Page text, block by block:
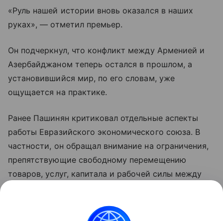
«Руль нашей истории вновь оказался в наших
руках», — отметил премьер.
Он подчеркнул, что конфликт между Арменией и
Азербайджаном теперь остался в прошлом, а
установившийся мир, по его словам, уже
ощущается на практике.
Ранее Пашинян критиковал отдельные аспекты
работы Евразийского экономического союза. В
частности, он обращал внимание на ограничения,
препятствующие свободному перемещению
товаров, услуг, капитала и рабочей силы между
для бизнеса и эффективность интеграции.